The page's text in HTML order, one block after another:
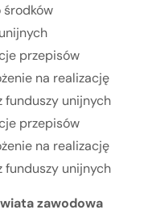
przepisów
na realizację
funduszy unijnych
przepisów
na realizację
funduszy unijnych
zawodowa